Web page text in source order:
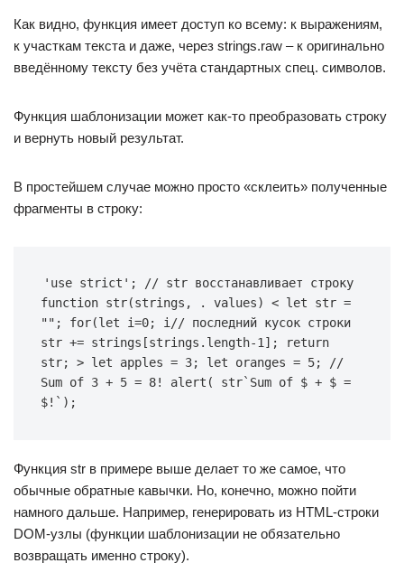
Как видно, функция имеет доступ ко всему: к выражениям,
к участкам текста и даже, через strings.raw – к оригинально
введённому тексту без учёта стандартных спец. символов.
Функция шаблонизации может как-то преобразовать строку
и вернуть новый результат.
В простейшем случае можно просто «склеить» полученные
фрагменты в строку:
'use strict'; // str восстанавливает строку
function str(strings, . values) < let str =
""; for(let i=0; i// последний кусок строки
str += strings[strings.length-1]; return
str; > let apples = 3; let oranges = 5; //
Sum of 3 + 5 = 8! alert( str`Sum of $ + $ =
$!`);
Функция str в примере выше делает то же самое, что
обычные обратные кавычки. Но, конечно, можно пойти
намного дальше. Например, генерировать из HTML-строки
DOM-узлы (функции шаблонизации не обязательно
возвращать именно строку).